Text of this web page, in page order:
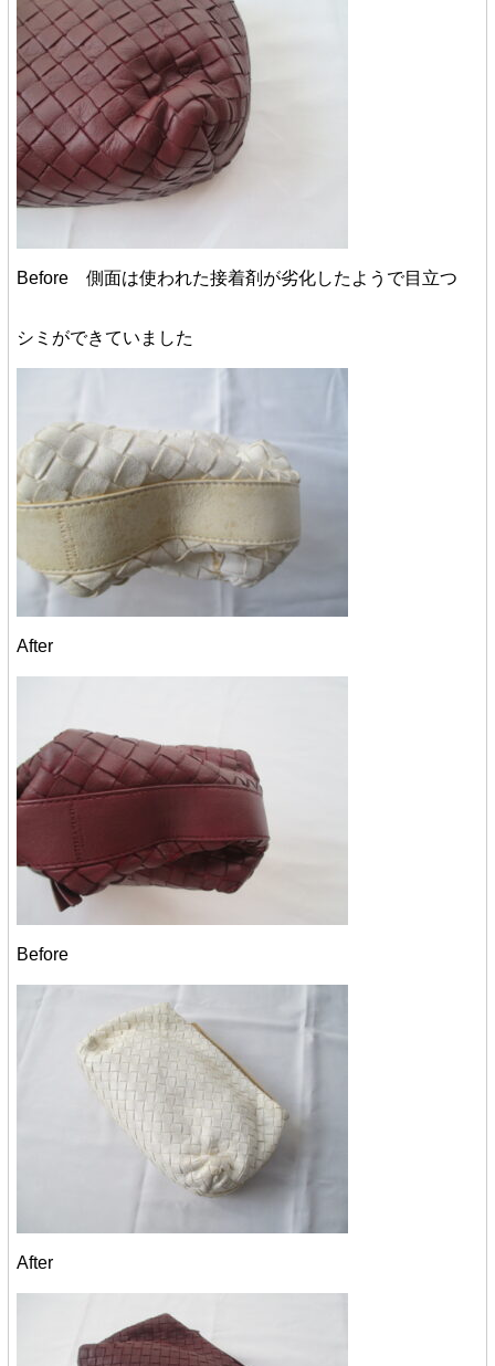
Before 側面は使われた接着剤が劣化したようで目立つ
シミができていました
After
Before
After